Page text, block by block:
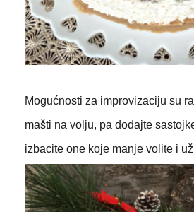
Mogućnosti za improvizaciju su
mašti na volju, pa dodajte
izbacite one koje manje volite i